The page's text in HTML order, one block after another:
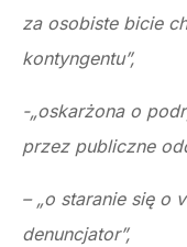
za osobiste bicie
kontyngentu”,
-„oskarżona o
przez publiczne
– „o staranie się o
denuncjator”,